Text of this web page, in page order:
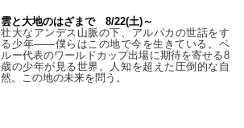
雲と大地のはざまで 8/22(土)～
壮大なアンデス山脈の下、アルパカの世話をす
る少年――僕らはこの地で今を生きている。ペ
ルー代表のワールドカップ出場に期待を寄せる8
歳の少年が見る世界。人知を超えた圧倒的な自
然。この地の未来を問う。